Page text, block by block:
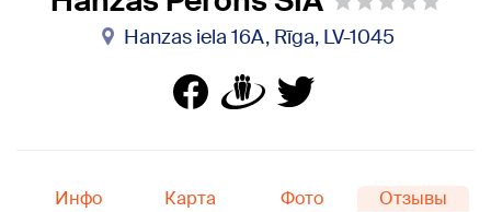
Hanzas iela 16A, Rīga, LV-1045
Инфо Карта Фото Отзывы